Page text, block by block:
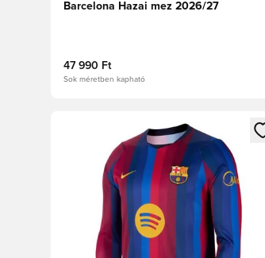
Barcelona Hazai mez 2026/27
47 990 Ft
Sok méretben kapható
Megnyit egy modált a